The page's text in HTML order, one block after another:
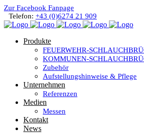
Zur Facebook Fanpage
Telefon: +43 (0)6274 21 909
Produkte
FEUERWEHR-
KOMMUNEN-
Zubehör
Aufstellungshinweise & Pflege
Unternehmen
Referenzen
Medien
Messen
Kontakt
News